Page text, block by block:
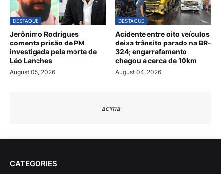
DESTAQUE
Jerônimo Rodrigues
comenta prisão de PM
investigada pela morte de
Léo Lanches
August 05, 2026
DESTAQUE
Acidente entre oito veículos
deixa trânsito parado na BR-
324; engarrafamento
chegou a cerca de 10km
August 04, 2026
acima
CATEGORIES